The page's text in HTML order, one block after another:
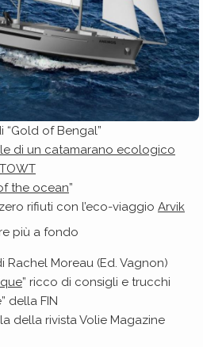
“Gold of Bengal”
di un catamarano ecologico
TOWT
the ocean”
rifiuti con l’eco-viaggio Arvik
più a fondo
Rachel Moreau (Ed. Vagnon)
” ricco di consigli e trucchi
della FIN
della rivista Volie Magazine